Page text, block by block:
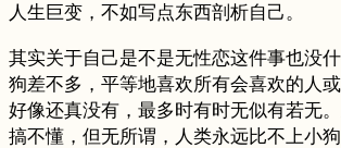
人生巨变，不如写点东西剖析自己。
其实关于自己是不是无性恋这件事也没
狗差不多，平等地喜欢所有会喜欢的人
好像还真没有，最多时有时无似有若无
搞不懂，但无所谓，人类永远比不上小